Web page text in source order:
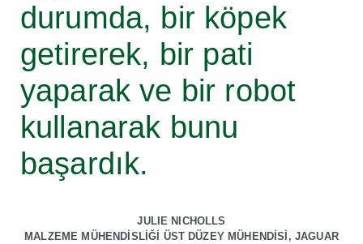
durumda, bir köpek
getirerek, bir pati
yaparak ve bir robot
kullanarak bunu
başardık.
JULIE NICHOLLS
MALZEME MÜHENDİSLİĞİ ÜST DÜZEY MÜHENDİSİ, JAGUAR